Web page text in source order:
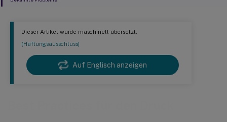
Dieser Artikel wurde maschinell übersetzt.
(Haftungsausschluss)
Auf Englisch anzeigen